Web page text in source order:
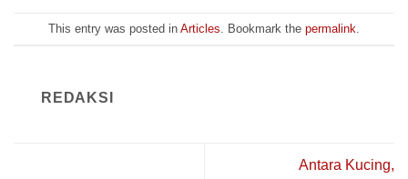
This entry was posted in Articles . Bookmark the permalink
REDAKSI
Antara Kucing,